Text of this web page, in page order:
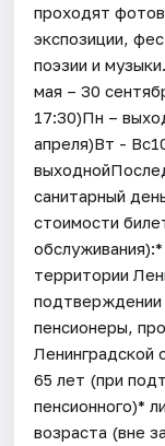
проходят
экспозиции,
поэзии и
мая – 30
17:30)Пн –
апреля)Вт -
санитарный
стоимости
территории
подтверждении
пенсионеры,
Ленинградской
65 лет (при
пенсионного)*
возраста (вне